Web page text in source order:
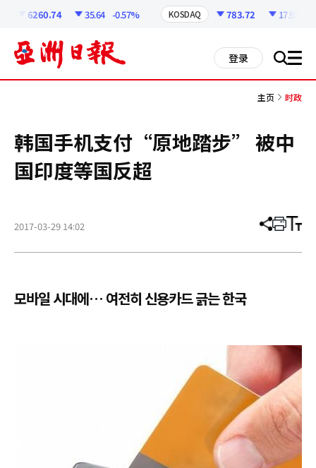
6260.74 35.64 -0.57% KOSDAQ 783.72 17.95
登录 搜 all
主页 时政
韩国手机支付“原地踏步” 被中
国印度等国反超
2017-03-29 14:02 分
章
打 调
小
모바일 시대에… 여전히 신용카드 긁는 한국